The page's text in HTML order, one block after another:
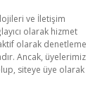
ve İletişim
olarak hizmet
olarak denetleme
Ancak, üyelerimiz
siteye üye olarak